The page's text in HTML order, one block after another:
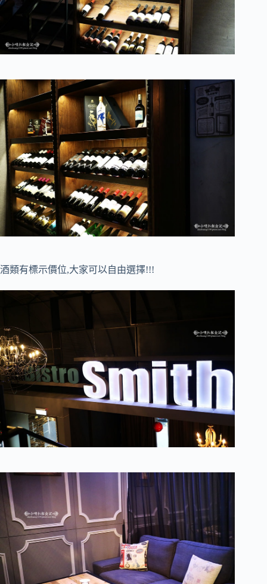
酒類有標示價位,大家可以自由選擇!!!